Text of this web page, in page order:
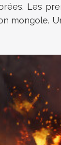
Les
mongole.